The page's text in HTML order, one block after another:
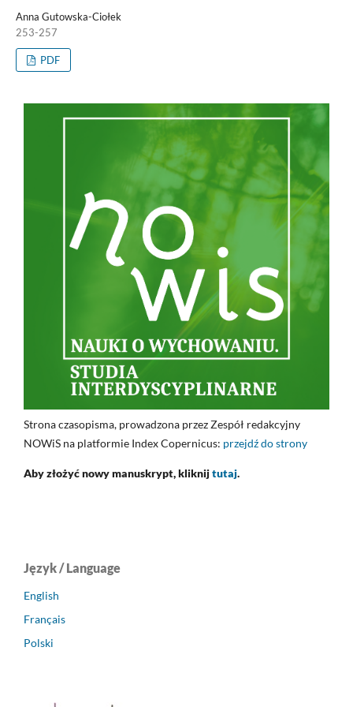
Anna Gutowska-Ciołek
253-257
PDF
Strona czasopisma, prowadzona przez Zespół redakcyjny
NOWiS na platformie Index Copernicus: przejdź do strony
Aby złożyć nowy manuskrypt, kliknijtutaj.
Język / Language
English
Français
Polski